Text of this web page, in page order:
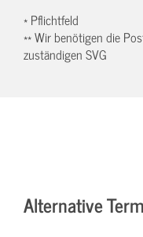
* Pflichtfeld
** Wir benötigen die
zuständigen SVG
Alternative